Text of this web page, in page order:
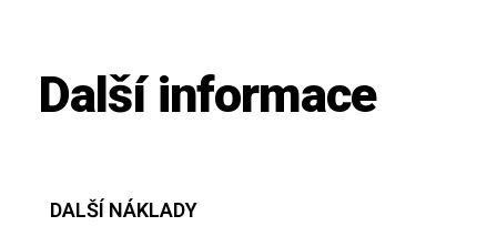
Další informace
DALŠÍ NÁKLADY